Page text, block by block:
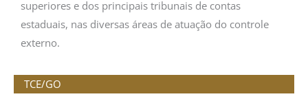
superiores e dos principais tribunais de contas
estaduais, nas diversas áreas de atuação do controle
externo.
TCE/GO